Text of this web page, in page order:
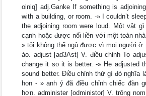
oiniq] adj.Ganke If something is
with a building, or room. -» I couldn’t
the adjoining room were loud. Một vật
cạnh hoặc được nối liền với một toàn
» tôi không thể ngủ được vì mọi người ở
ào. adjust [ad3Ast] V. điều chỉnh To
change it so it is better. -» He adjusted
sound better. Điều chỉnh thứ gì đó nghĩa
hon - » anh ý đã điều chỉnh chiếc đàn
hơn. administer [odministor] V. trông